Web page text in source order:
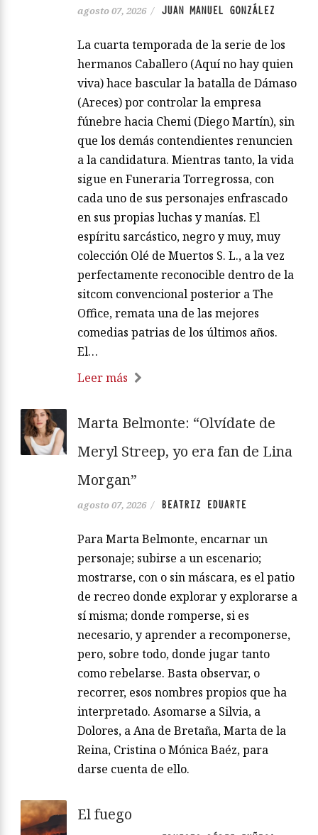
agosto 07, 2026 / JUAN MANUEL GONZÁLEZ
La cuarta temporada de la serie de los
hermanos Caballero (Aquí no hay quien
viva) hace bascular la batalla de Dámaso
(Areces) por controlar la empresa
fúnebre hacia Chemi (Diego Martín), sin
que los demás contendientes renuncien
a la candidatura. Mientras tanto, la vida
sigue en Funeraria Torregrossa, con
cada uno de sus personajes enfrascado
en sus propias luchas y manías. El
espíritu sarcástico, negro y muy, muy
colección Olé de Muertos S. L., a la vez
perfectamente reconocible dentro de la
sitcom convencional posterior a The
Office, remata una de las mejores
comedias patrias de los últimos años.
El…
Leer más
Marta Belmonte: “Olvídate de
Meryl Streep, yo era fan de Lina
Morgan”
agosto 07, 2026 / BEATRIZ EDUARTE
Para Marta Belmonte, encarnar un
personaje; subirse a un escenario;
mostrarse, con o sin máscara, es el patio
de recreo donde explorar y explorarse a
sí misma; donde romperse, si es
necesario, y aprender a recomponerse,
pero, sobre todo, donde jugar tanto
como rebelarse. Basta observar, o
recorrer, esos nombres propios que ha
interpretado. Asomarse a Silvia, a
Dolores, a Ana de Bretaña, Marta de la
Reina, Cristina o Mónica Baéz, para
darse cuenta de ello.
El fuego